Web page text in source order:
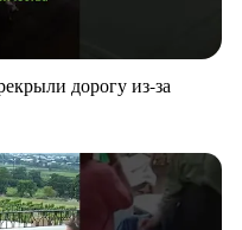
дорогу из-за